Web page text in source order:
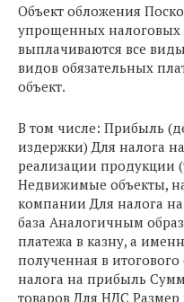
Объект обложения
упрощенных
выплачиваются все
видов обязательных
объект.
В том числе: Прибыль
издержки) Для налога
реализации продукции
Недвижимые объекты,
компании Для налога
база Аналогичным
платежа в казну, а
полученная в
налога на прибыль
товаров Для НДС Размер